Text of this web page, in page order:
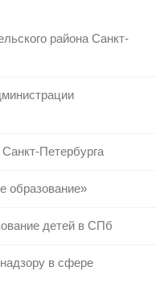
района Санкт-
Петербурга
образование»
детей в СПб
в сфере